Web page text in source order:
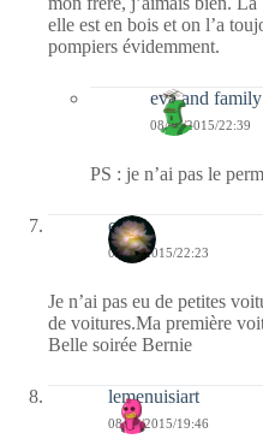
elle est en bois et on l’a
pompiers évidemment.
eva and family
08/08/2015/22:39
PS : je n’ai pas le
erato
08/08/2015/22:23
Je n’ai pas eu de petites
de voitures.Ma première
Belle soirée Bernie
lemenuisiart
08/08/2015/19:46